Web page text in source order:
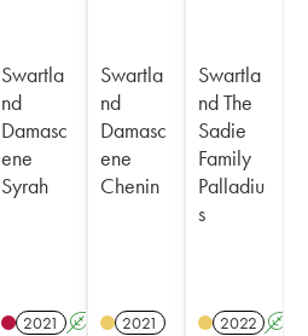
Swartla
nd
Damasc
ene
Syrah
2021 A
Swartla
nd
Damasc
ene
Chenin
2021
Swartla
nd The
Sadie
Family
Palladiu
s
2022 A